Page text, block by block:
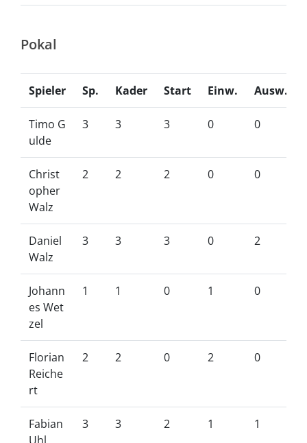
Pokal
Spieler Sp. Kader Start Einw. Ausw.
Timo G
ulde
3 3 3 0 0
Christ
opher
Walz
2 2 2 0 0
Daniel
Walz
3 3 3 0 2
Johann
es Wet
zel
1 1 0 1 0
Florian
Reiche
rt
2 2 0 2 0
Fabian
3 3 2 1 1